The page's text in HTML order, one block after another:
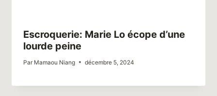
Escroquerie: Marie Lo écope d’une
lourde peine
Par Mamaou Niang décembre 5, 2024